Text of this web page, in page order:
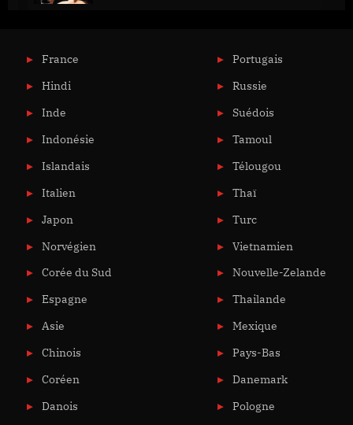
France
Hindi
Inde
Indonésie
Islandais
Italien
Japon
Norvégien
Corée du Sud
Espagne
Asie
Chinois
Coréen
Danois
Portugais
Russie
Suédois
Tamoul
Télougou
Thaï
Turc
Vietnamien
Nouvelle-Zelande
Thailande
Mexique
Pays-Bas
Danemark
Pologne